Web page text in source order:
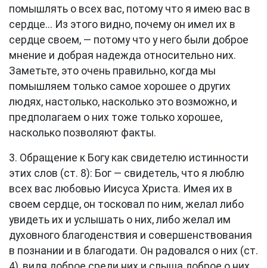
помышлять о всех вас, потому что я имею вас в
сердце... Из этого видно, почему он имел их в
сердце своем, — потому что у него были доброе
мнение и добрая надежда относительно них.
Заметьте, это очень правильно, когда мы
помышляем только самое хорошее о других
людях, настолько, насколько это возможно, и
предполагаем о них тоже только хорошее,
насколько позволяют факты.
3. Обращение к Богу как свидетелю истинности
этих слов (ст. 8): Бог — свидетель, что я люблю
всех вас любовью Иисуса Христа. Имея их в
своем сердце, он тосковал по ним, желал либо
увидеть их и услышать о них, либо желал им
духовного благоденствия и совершенствования
в познании и в благодати. Он радовался о них (ст.